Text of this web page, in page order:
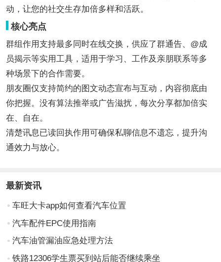
动，让您的社交生存加倍多样和活跃。
核心亮点
群组作用支持最多同时在线交换，供应了群通告、@成
员揭示等实用工具，适用于学习、工作及亲朋联系等多
种场景下的合作需要。
朋友圈仅支持简约的图文动态宣布与互动，内容彻底由
你把握。没有算法推举或广告滋扰，每次分享都加倍实
在、自在。
清楚讯息已读回执作用可确保私聊信息不遗忘，提升沟
通效力与放心。
最新资讯
车旺大卡app如何查看汽车位置
汽车配件EPC使用指南
汽车油管漏油应急处理方法
铁路12306学生票买到站后能否继续乘坐